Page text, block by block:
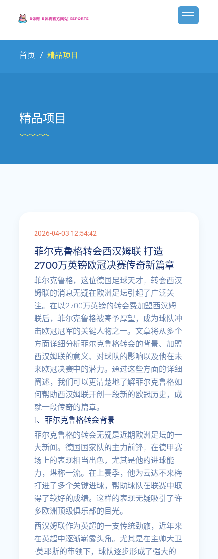
首页 精品项目
精品项目
2026-04-03 12:54:42
菲尔克鲁格转会西汉姆联 打造
2700万英镑欧冠决赛传奇新篇章
菲尔克鲁格，这位德国足球天才，转会西汉
姆联的消息无疑在欧洲足坛引起了广泛关
注。在以2700万英镑的转会费加盟西汉姆
联后，菲尔克鲁格被寄予厚望，成为球队冲
击欧冠冠军的关键人物之一。文章将从多个
方面详细分析菲尔克鲁格转会的背景、加盟
西汉姆联的意义、对球队的影响以及他在未
来欧冠决赛中的潜力。通过这些方面的详细
阐述，我们可以更清楚地了解菲尔克鲁格如
何帮助西汉姆联开创一段新的欧冠历史，成
就一段传奇的篇章。
1、菲尔克鲁格转会背景
菲尔克鲁格的转会无疑是近期欧洲足坛的一
大新闻。德国国家队的主力前锋，在德甲赛
场上的表现相当出色，尤其是他的进球能
力，堪称一流。在上赛季，他为云达不来梅
打进了多个关键进球，帮助球队在联赛中取
得了较好的成绩。这样的表现无疑吸引了许
多欧洲顶级俱乐部的目光。
西汉姆联作为英超的一支传统劲旅，近年来
在英超中逐渐崭露头角。尤其是在主帅大卫
·莫耶斯的带领下，球队逐步形成了强大的